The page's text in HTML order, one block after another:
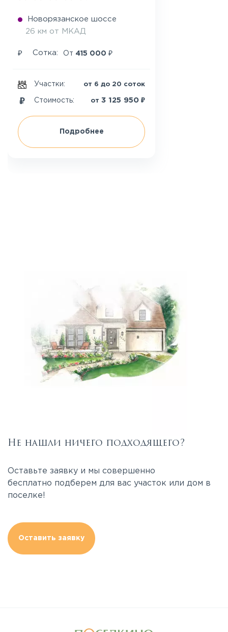
Новорязанское шоссе
26 км от МКАД
₽ Сотка: От 415 000 ₽
Участки: от 6 до 20 соток
Стоимость: от 3 125 950 ₽
Подробнее
Не нашли ничего подходящего?
Оставьте заявку и мы совершенно
бесплатно подберем для вас участок или дом в
поселке!
Оставить заявку